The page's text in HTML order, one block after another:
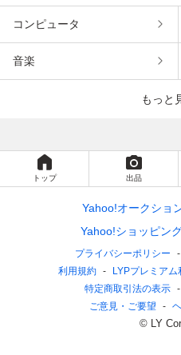
コンピュータ
音楽
もっと
トップ 出品
Yahoo!オークショ
Yahoo!ショッピン
プライバシーポリシー
利用規約
LYPプレミアム
特定商取引法の表示
ご意見・ご要望
© LY